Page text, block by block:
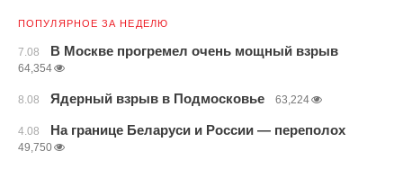
ПОПУЛЯРНОЕ ЗА НЕДЕЛЮ
7.08 В Москве прогремел очень мощный взрыв
64,354
8.08 Ядерный взрыв в Подмосковье 63,224
4.08 На границе Беларуси и России — переполох
49,750